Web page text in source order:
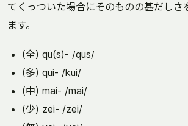
てくっついた場合にそのものの甚だしさ
ます。
(全) qu(s)- /qus/
(多) qui- /kui/
(中) mai- /mai/
(少) zei- /zei/